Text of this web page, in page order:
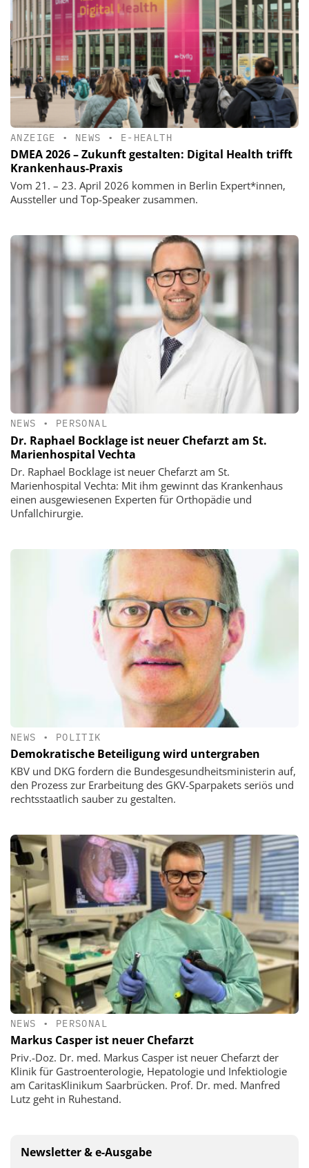
ANZEIGE • NEWS • E-HEALTH
DMEA 2026 – Zukunft gestalten: Digital Health trifft
Krankenhaus-Praxis
Vom 21. – 23. April 2026 kommen in Berlin Expert*innen,
Aussteller und Top-Speaker zusammen.
NEWS • PERSONAL
Dr. Raphael Bocklage ist neuer Chefarzt am St.
Marienhospital Vechta
Dr. Raphael Bocklage ist neuer Chefarzt am St.
Marienhospital Vechta: Mit ihm gewinnt das Krankenhaus
einen ausgewiesenen Experten für Orthopädie und
Unfallchirurgie.
NEWS • POLITIK
Demokratische Beteiligung wird untergraben
KBV und DKG fordern die Bundesgesundheitsministerin auf,
den Prozess zur Erarbeitung des GKV-Sparpakets seriös und
rechtsstaatlich sauber zu gestalten.
NEWS • PERSONAL
Markus Casper ist neuer Chefarzt
Priv.-Doz. Dr. med. Markus Casper ist neuer Chefarzt der
Klinik für Gastroenterologie, Hepatologie und Infektiologie
am CaritasKlinikum Saarbrücken. Prof. Dr. med. Manfred
Lutz geht in Ruhestand.
Newsletter & e-Ausgabe